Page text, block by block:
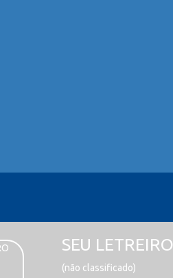
SEU LETREIRO
(não classificado)